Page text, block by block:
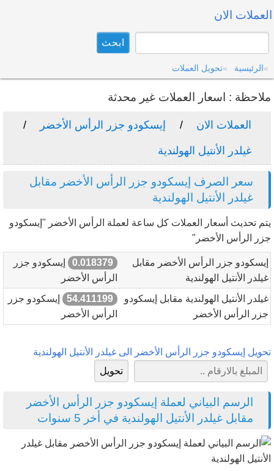
العملات الان
الرئيسية تحويل العملات
ملاحظة : اسعار العملات غير محدثة
العملات الان إيسكودو جزر الرأس الأخضر
غيلدر الأنتيل الهولندية
سعر الصرف إيسكودو جزر الرأس الأخضر مقابل
غيلدر الأنتيل الهولندية
يتم تحديث أسعار العملات كل ساعة لعملة الرأس الأخضر "إيسكودو
جزر الرأس الأخضر"
إيسكودو جزر الرأس الأخضر مقابل
غيلدر الأنتيل الهولندية
0.018379
إيسكودو جزر
الرأس الأخضر
غيلدر الأنتيل الهولندية مقابل إيسكودو
جزر الرأس الأخضر
54.411199
إيسكودو جزر
الرأس الأخضر
تحويل إيسكودو جزر الرأس الأخضر الى غيلدر الأنتيل الهولندية
الرسم البياني لعملة إيسكودو جزر الرأس الأخضر
مقابل غيلدر الأنتيل الهولندية في أخر 5 سنوات